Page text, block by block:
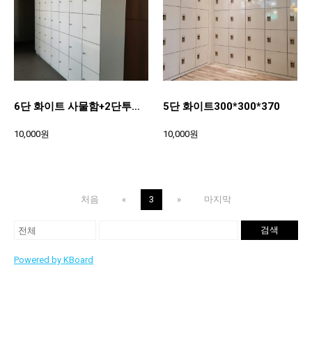
6단 화이트 사물함+2단투명창300*300*370
10,000원
5단 화이트300*300*370
10,000원
처음 « 3 » 마지막
검색
Powered by KBoard